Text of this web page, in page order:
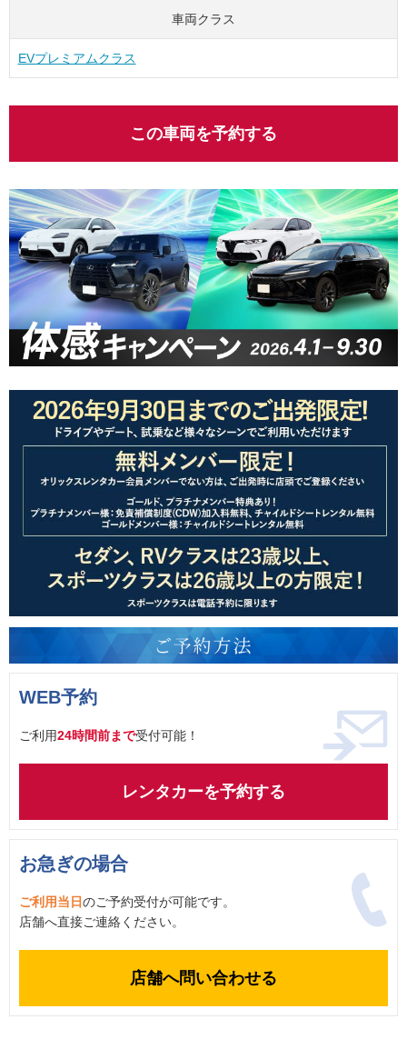
車両クラス
EVプレミアムクラス
この車両を予約する
WEB予約
ご利用24時間前まで受付可能！
レンタカーを予約する
お急ぎの場合
ご利用当日のご予約受付が可能です。
店舗へ直接ご連絡ください。
店舗へ問い合わせる